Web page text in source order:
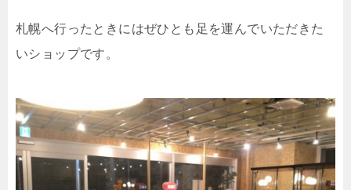
札幌へ行ったときにはぜひとも足を運んでいただきた
いショップです。